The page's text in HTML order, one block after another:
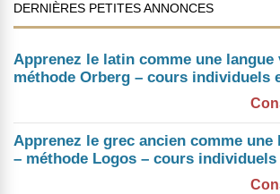
DERNIÈRES PETITES ANNONCES
Apprenez le latin comme une langue
méthode Orberg – cours individuels
Apprenez le grec ancien comme une
– méthode Logos – cours